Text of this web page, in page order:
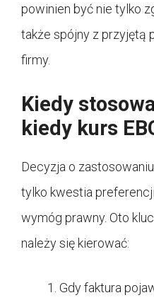
powinien być nie tylko
także spójny z przyjętą
firmy.
Kiedy
kiedy kurs
Decyzja o
tylko kwestia
wymóg prawny. Oto
należy się kierować:
Gdy faktura